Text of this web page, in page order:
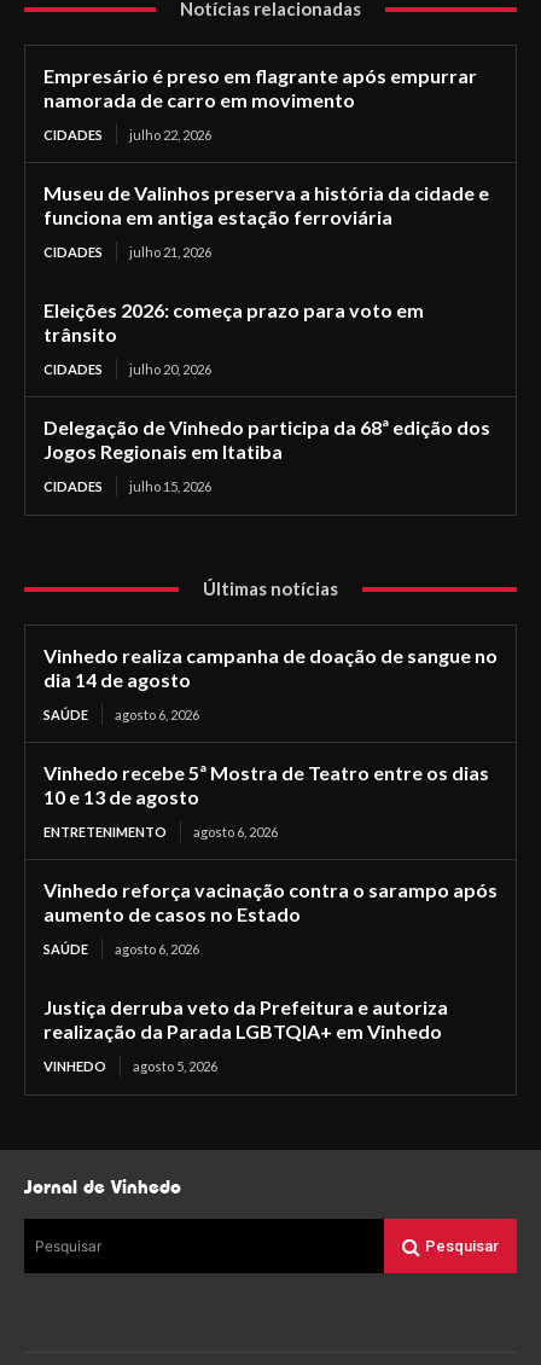
Notícias relacionadas
Empresário é preso em flagrante após empurrar
namorada de carro em movimento
CIDADES julho 22, 2026
Museu de Valinhos preserva a história da cidade e
funciona em antiga estação ferroviária
CIDADES julho 21, 2026
Eleições 2026: começa prazo para voto em
trânsito
CIDADES julho 20, 2026
Delegação de Vinhedo participa da 68ª edição dos
Jogos Regionais em Itatiba
CIDADES julho 15, 2026
Últimas notícias
Vinhedo realiza campanha de doação de sangue no
dia 14 de agosto
SAÚDE agosto 6, 2026
Vinhedo recebe 5ª Mostra de Teatro entre os dias
10 e 13 de agosto
ENTRETENIMENTO agosto 6, 2026
Vinhedo reforça vacinação contra o sarampo após
aumento de casos no Estado
SAÚDE agosto 6, 2026
Justiça derruba veto da Prefeitura e autoriza
realização da Parada LGBTQIA+ em Vinhedo
VINHEDO agosto 5, 2026
Jornal de Vinhedo
Pesquisar Pesquisar